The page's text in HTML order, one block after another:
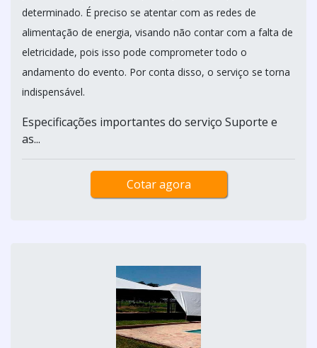
determinado. É preciso se atentar com as redes de
alimentação de energia, visando não contar com a falta de
eletricidade, pois isso pode comprometer todo o
andamento do evento. Por conta disso, o serviço se torna
indispensável.
Especificações importantes do serviço Suporte e
as...
Cotar agora